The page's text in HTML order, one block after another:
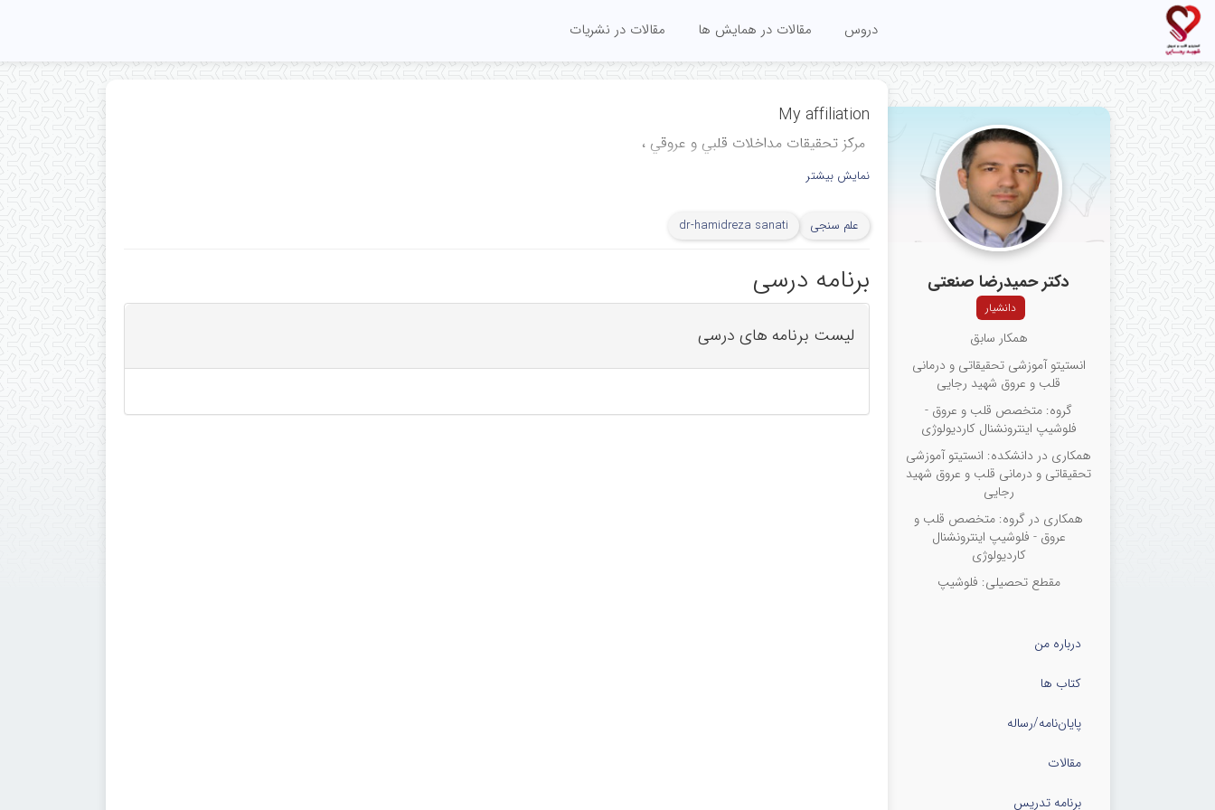
دروس مقالات در همایش ها مقالات در نشریات
دکتر حمیدرضا صنعتی
دانشیار
همکار سابق
انستیتو آموزشی تحقیقاتی و درمانی
قلب و عروق شهید رجایی
گروه: متخصص قلب و عروق -
فلوشیپ اینترونشنال کاردیولوژی
همکاری در دانشکده: انستیتو آموزشی
تحقیقاتی و درمانی قلب و عروق شهید
رجایی
همکاری در گروه: متخصص قلب و
عروق - فلوشیپ اینترونشنال
کاردیولوژی
مقطع تحصیلی: فلوشیپ
درباره من
کتاب ها
پایان‌نامه‌/رساله
مقالات
برنامه تدریس
My affiliation
ﻣﺮﻛﺰ ﺗﺤﻘﯿﻘﺎت ﻣﺪاﺧﻼت ﻗﻠﺒﻲ و ﻋﺮوﻗﻲ ،
مرکز آموزشی، تحقیقاتی و درمانی
علوم پزشکی ایران، تهران، ایران
Cardiovascular Intervention
Research Center,
Rajaie Cardiovascular
Medical Sciences, Tehran, Iran
نمایش بیشتر
علم سنجی dr-hamidreza sanati
برنامه درسی
لیست برنامه های درسی